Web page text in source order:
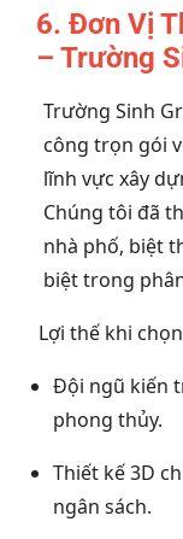
6. Đơn Vị
– Trường
Trường Sinh
công trọn gói
lĩnh vực xây
Chúng tôi đã
nhà phố, biệt
biệt trong
Lợi thế khi
Đội ngũ kiến
phong thủy.
Thiết kế 3D
ngân sách.